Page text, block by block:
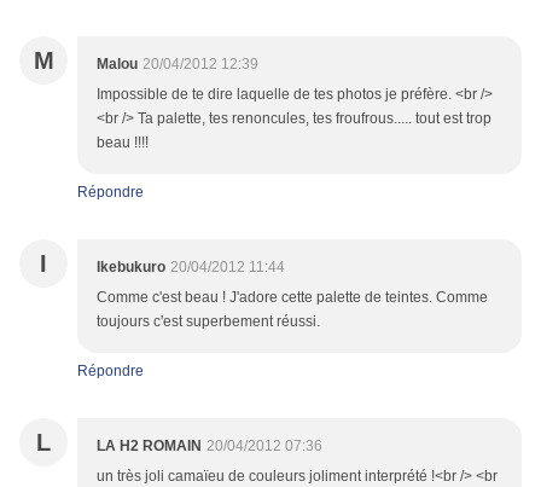
M Malou 20/04/2012 12:39
Impossible de te dire laquelle de tes photos je préfère. <br />
<br /> Ta palette, tes renoncules, tes froufrous..... tout est trop
beau !!!!
Répondre
I Ikebukuro 20/04/2012 11:44
Comme c'est beau ! J'adore cette palette de teintes. Comme
toujours c'est superbement réussi.
Répondre
L LA H2 ROMAIN 20/04/2012 07:36
un très joli camaïeu de couleurs joliment interprété !<br /> <br